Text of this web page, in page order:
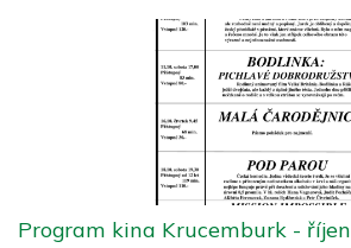
Program kina Krucemburk - říjen